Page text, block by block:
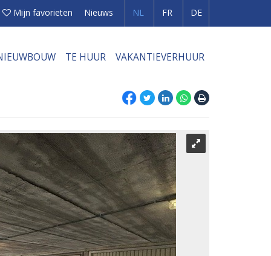
Mijn favorieten Nieuws NL FR DE
TE HUUR VAKANTIEVERHUUR